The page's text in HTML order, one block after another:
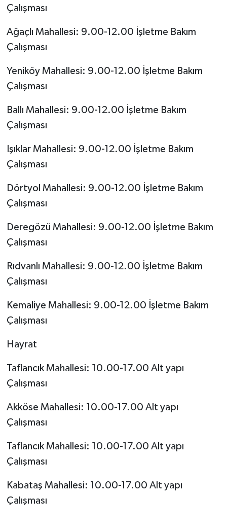
Çalışması
Ağaçlı Mahallesi: 9.00-12.00 İşletme Bakım
Çalışması
Yeniköy Mahallesi: 9.00-12.00 İşletme Bakım
Çalışması
Ballı Mahallesi: 9.00-12.00 İşletme Bakım
Çalışması
Işıklar Mahallesi: 9.00-12.00 İşletme Bakım
Çalışması
Dörtyol Mahallesi: 9.00-12.00 İşletme Bakım
Çalışması
Deregözü Mahallesi: 9.00-12.00 İşletme Bakım
Çalışması
Rıdvanlı Mahallesi: 9.00-12.00 İşletme Bakım
Çalışması
Kemaliye Mahallesi: 9.00-12.00 İşletme Bakım
Çalışması
Hayrat
Taflancık Mahallesi: 10.00-17.00 Alt yapı
Çalışması
Akköse Mahallesi: 10.00-17.00 Alt yapı
Çalışması
Taflancık Mahallesi: 10.00-17.00 Alt yapı
Çalışması
Kabataş Mahallesi: 10.00-17.00 Alt yapı
Çalışması